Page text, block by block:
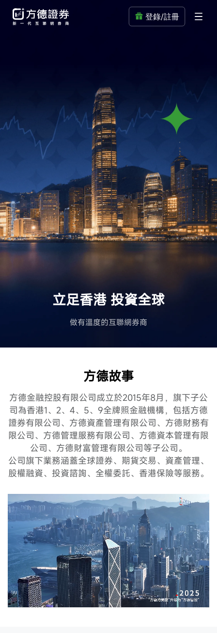
登錄/註冊
立足香港 投資全球
做有溫度的互聯網券商
方德故事
方德金融控股有限公司成立於2015年8月，旗下子公
司為香港1、2、4、5、9全牌照金融機構，包括方德
證券有限公司、方德資產管理有限公司、方德財務有
限公司、方德管理服務有限公司、方德資本管理有限
公司、方德財富管理有限公司等子公司。
公司旗下業務涵蓋全球證券、期貨交易、資產管理、
股權融資、投資諮詢、全權委託、香港保險等服務。